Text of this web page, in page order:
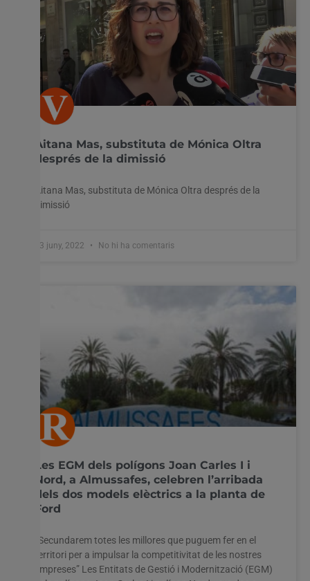
Aitana Mas, substituta de Mónica Oltra
després de la dimissió
Aitana Mas, substituta de Mónica Oltra després de la
dimissió
23 juny, 2022 No hi ha comentaris
Les EGM dels polígons Joan Carles I i
Nord, a Almussafes, celebren l’arribada
dels dos models elèctrics a la planta de
Ford
“Secundarem totes les millores que puguem fer en el
territori per a impulsar la competitivitat de les nostres
empreses” Les Entitats de Gestió i Modernització (EGM)
i visites repetides. En fer clic a "Acceptar-ho tot", accepteu
l'ús de TOTES les cookies. Tanmateix, podeu visitar
Configuració cookies